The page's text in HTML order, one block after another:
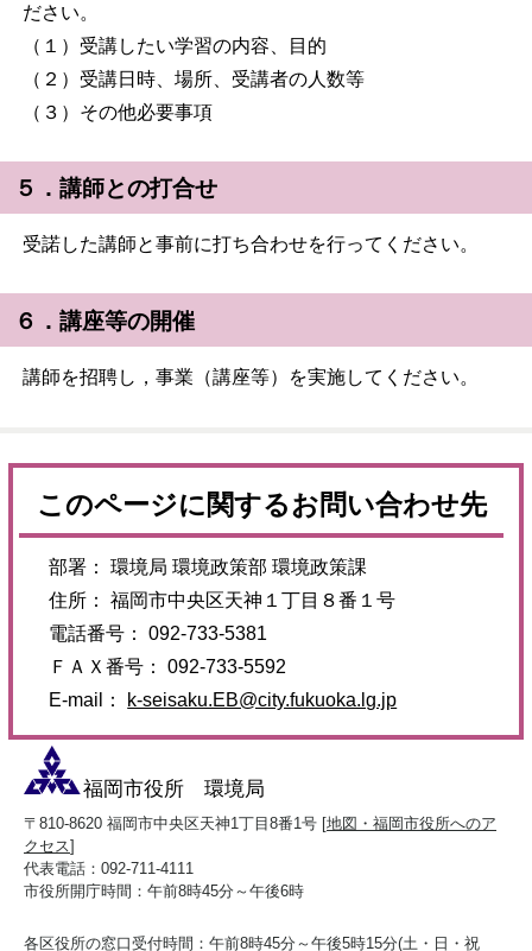
ださい。
（１）受講したい学習の内容、目的
（２）受講日時、場所、受講者の人数等
（３）その他必要事項
５．講師との打合せ
受諾した講師と事前に打ち合わせを行ってください。
６．講座等の開催
講師を招聘し，事業（講座等）を実施してください。
このページに関するお問い合わせ先
部署： 環境局 環境政策部 環境政策課
住所： 福岡市中央区天神１丁目８番１号
電話番号： 092-733-5381
ＦＡＸ番号： 092-733-5592
E-mail：
k-seisaku.EB@city.fukuoka.lg.jp
福岡市役所 環境局
〒810-8620 福岡市中央区天神1丁目8番1号 [地図・福岡市役所へのア
クセス]
代表電話：092-711-4111
市役所開庁時間：午前8時45分～午後6時
各区役所の窓口受付時間：午前8時45分～午後5時15分(土・日・祝